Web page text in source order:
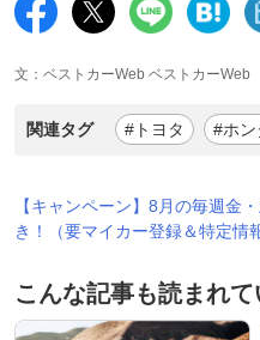
文：ベストカーWeb ベストカーWeb
関連タグ #トヨタ #ホン
【キャンペーン】8月の毎週金
き！（要マイカー登録＆特定情
こんな記事も読まれ